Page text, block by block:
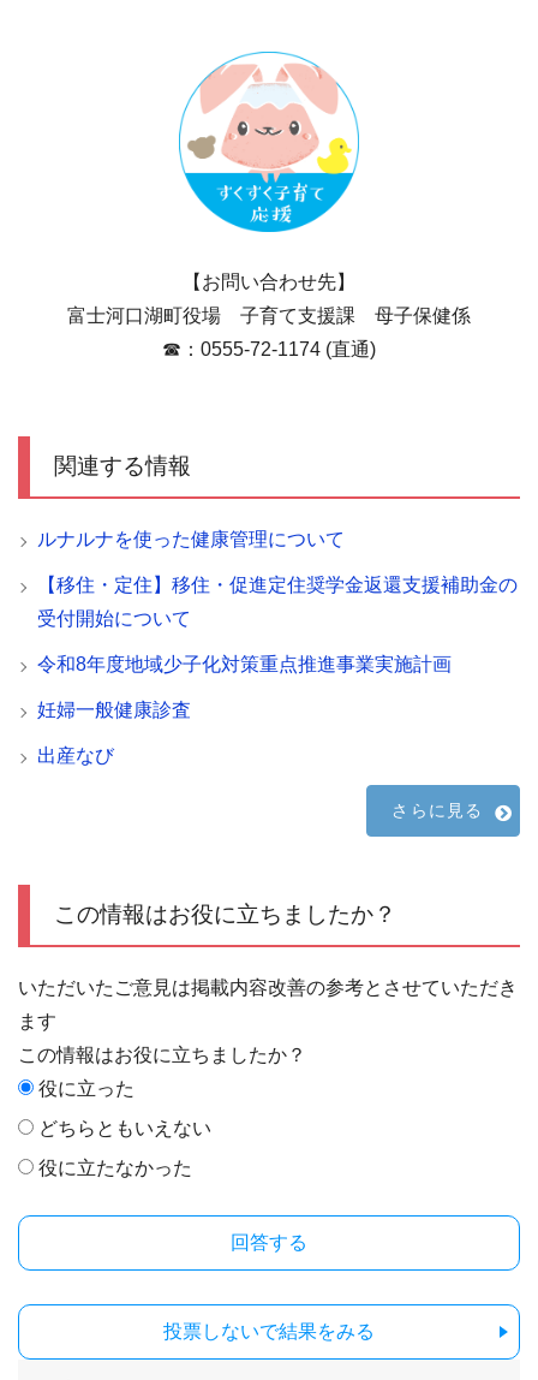
【お問い合わせ先】
富士河口湖町役場 子育て支援課 母子保健係
☎：0555-72-1174 (直通)
関連する情報
ルナルナを使った健康管理について
【移住・定住】移住・促進定住奨学金返還支援補助金の
受付開始について
令和8年度地域少子化対策重点推進事業実施計画
妊婦一般健康診査
出産なび
さらに見る
この情報はお役に立ちましたか？
いただいたご意見は掲載内容改善の参考とさせていただき
ます
この情報はお役に立ちましたか？
役に立った
どちらともいえない
役に立たなかった
投票しないで結果をみる